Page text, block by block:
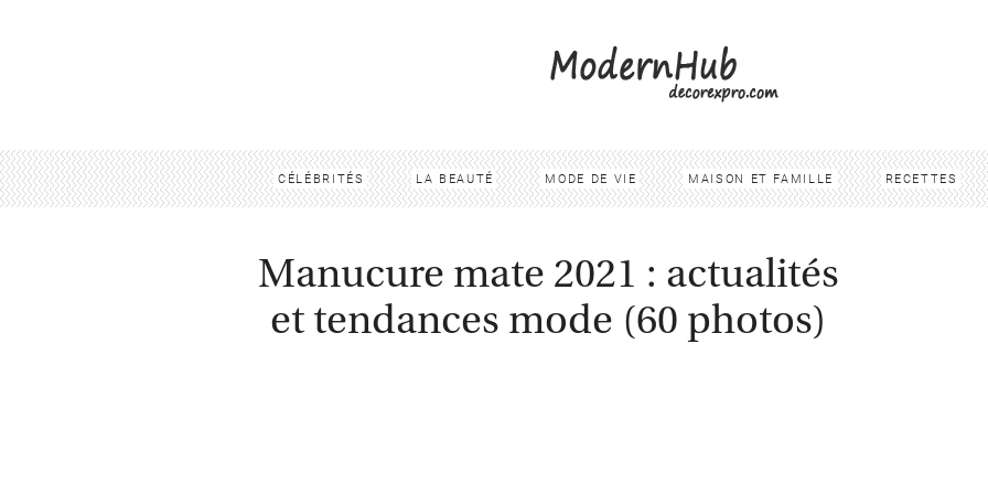
CÉLÉBRITÉS LA BEAUTÉ MODE DE VIE MAISON ET FAMILLE RECETTES
Manucure mate 2021 : actualités
et tendances mode (60 photos)